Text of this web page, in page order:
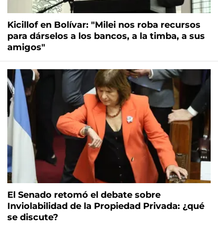
Kicillof en Bolívar: "Milei nos roba recursos
para dárselos a los bancos, a la timba, a sus
amigos"
El Senado retomó el debate sobre
Inviolabilidad de la Propiedad Privada: ¿qué
se discute?